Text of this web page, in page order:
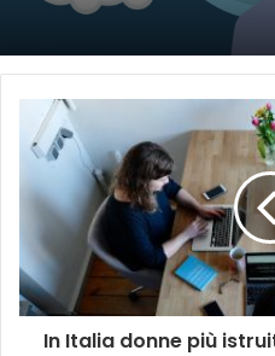
In Italia donne più